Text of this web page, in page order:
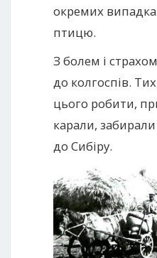
окремих
птицю.
З болем і
до колгоспів.
цього робити,
карали,
до Сибіру.